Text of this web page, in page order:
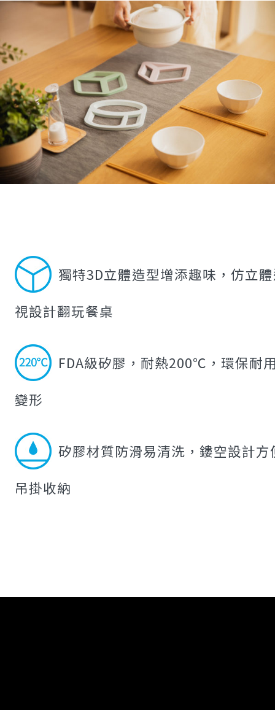
獨特3D立體造型增添趣味，仿立
視設計翻玩餐桌
FDA級矽膠，耐熱200℃，環保耐
變形
矽膠材質防滑易清洗，鏤空設計方
吊掛收納